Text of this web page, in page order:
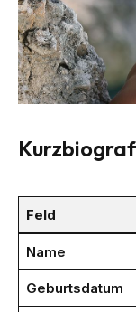
Feld
Name
Geburtsdatum